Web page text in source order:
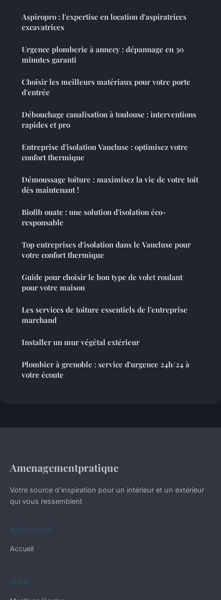
Aspiropro : l'expertise en location d'aspiratrices
excavatrices
Urgence plomberie à annecy : dépannage en 30
minutes garanti
Choisir les meilleurs matériaux pour votre porte
d'entrée
Débouchage canalisation à toulouse : interventions
rapides et pro
Entreprise d'isolation Vaucluse : optimisez votre
confort thermique
Démoussage toiture : maximisez la vie de votre toit
dès maintenant !
Biofib ouate : une solution d'isolation éco-
responsable
Top entreprises d'isolation dans le Vaucluse pour
votre confort thermique
Guide pour choisir le bon type de volet roulant
pour votre maison
Les services de toiture essentiels de l'entreprise
marchand
Installer un mur végétal extérieur
Plombier à grenoble : service d'urgence 24h/24 à
votre écoute
Amenagementpratique
Votre source d'inspiration pour un intérieur et un extérieur
qui vous ressemblent
NAVIGATION
Accueil
LÉGAL